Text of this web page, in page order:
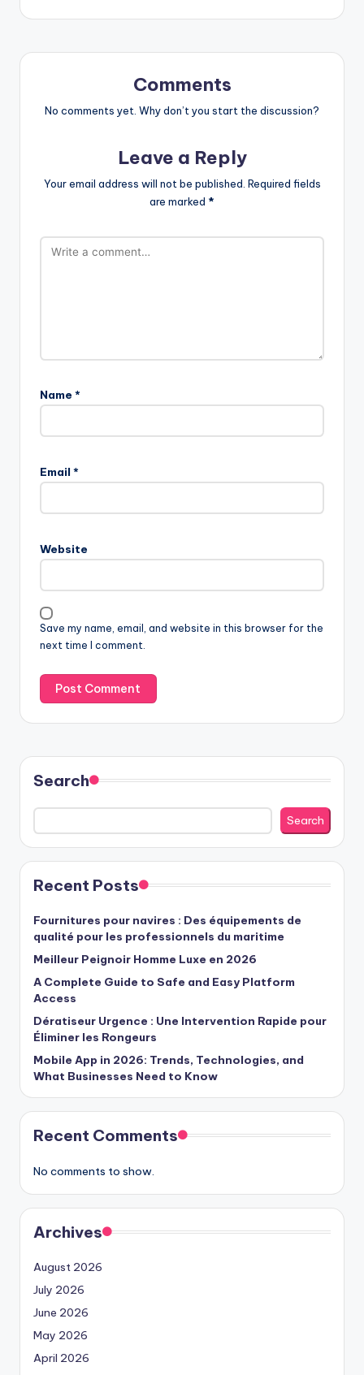
Comments
No comments yet. Why don’t you start the discussion?
Leave a Reply
Your email address will not be published. Required fields
are marked *
Name *
Email *
Website
Save my name, email, and website in this browser for the
next time I comment.
Search
Search
Recent Posts
Fournitures pour navires : Des équipements de
qualité pour les professionnels du maritime
Meilleur Peignoir Homme Luxe en 2026
A Complete Guide to Safe and Easy Platform
Access
Dératiseur Urgence : Une Intervention Rapide pour
Éliminer les Rongeurs
Mobile App in 2026: Trends, Technologies, and
What Businesses Need to Know
Recent Comments
No comments to show.
Archives
August 2026
July 2026
June 2026
May 2026
April 2026